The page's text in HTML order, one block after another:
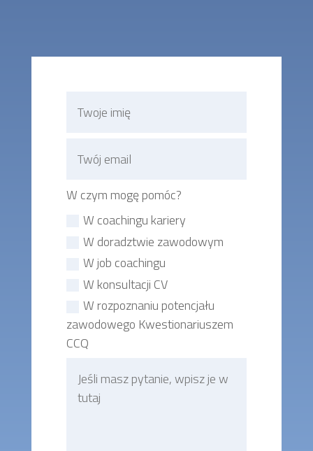
W czym mogę pomóc?
W coachingu kariery
W doradztwie zawodowym
W job coachingu
W konsultacji CV
W rozpoznaniu potencjału
zawodowego Kwestionariuszem
CCQ